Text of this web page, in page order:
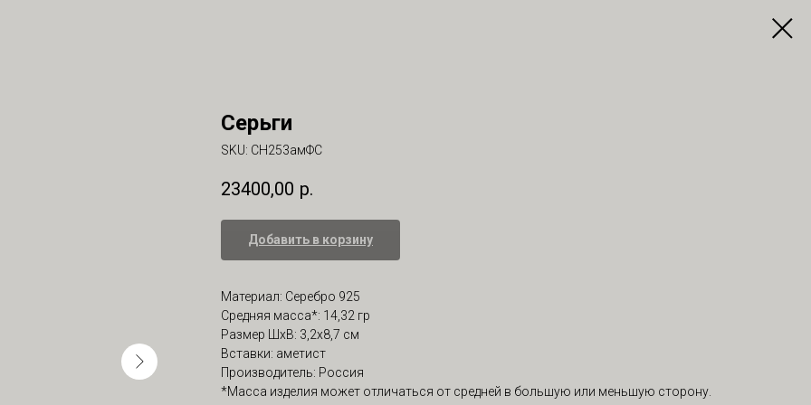
Серьги
SKU: СН253амФС
23400,00 р.
Добавить в корзину
Материал: Серебро 925
Средняя масса*: 14,32 гр
Размер ШхВ: 3,2х8,7 см
Вставки: аметист
Производитель: Россия
*Масса изделия может отличаться от средней в большую или меньшую сторону.